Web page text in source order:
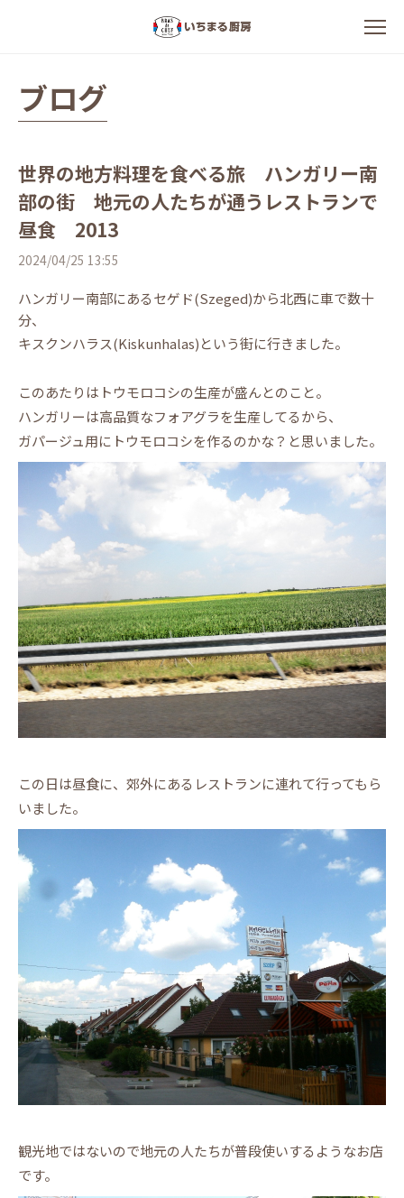
ブログ
世界の地方料理を食べる旅 ハンガリー南
部の街 地元の人たちが通うレストランで
昼食 2013
2024/04/25 13:55
ハンガリー南部にあるセゲド(Szeged)から北西に車で数十
分、
キスクンハラス(Kiskunhalas)という街に行きました。
このあたりはトウモロコシの生産が盛んとのこと。
ハンガリーは高品質なフォアグラを生産してるから、
ガパージュ用にトウモロコシを作るのかな？と思いました。
この日は昼食に、郊外にあるレストランに連れて行ってもら
いました。
観光地ではないので地元の人たちが普段使いするようなお店
です。